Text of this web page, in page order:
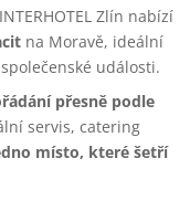
Zlín nabízí
na Moravě, ideální
události.
přesně podle
servis, catering
místo, které šetří